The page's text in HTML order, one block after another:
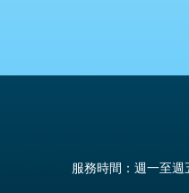
服務時間：週一至